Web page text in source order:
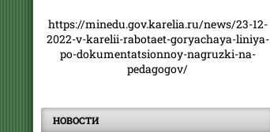
https://minedu.gov.karelia.ru/news/23-12-
2022-v-karelii-rabotaet-goryachaya-liniya-
po-dokumentatsionnoy-nagruzki-na-
pedagogov/
НОВОСТИ